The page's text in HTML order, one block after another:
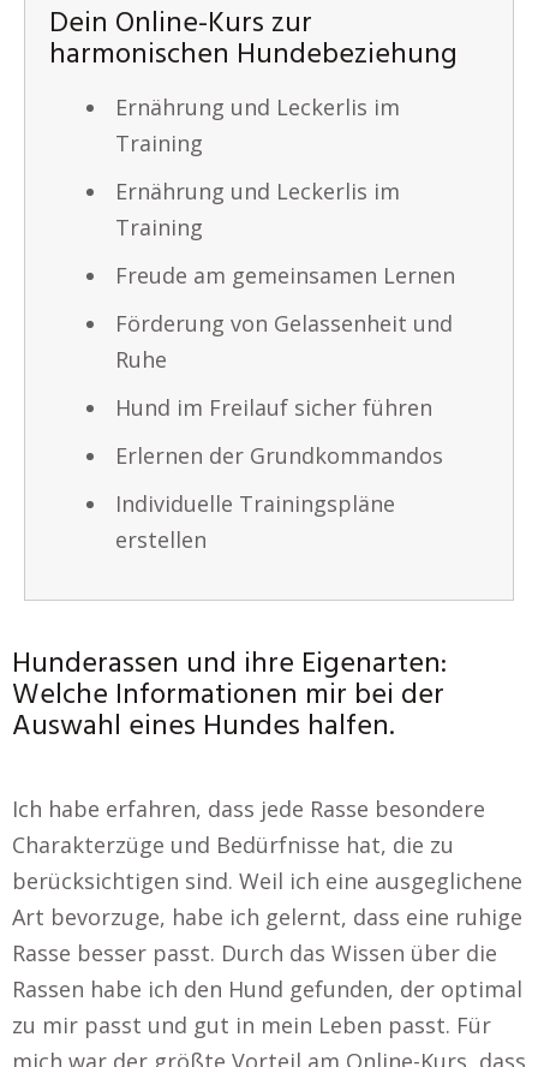
Dein Online-Kurs zur
harmonischen Hundebeziehung
Ernährung und Leckerlis im
Training
Ernährung und Leckerlis im
Training
Freude am gemeinsamen Lernen
Förderung von Gelassenheit und
Ruhe
Hund im Freilauf sicher führen
Erlernen der Grundkommandos
Individuelle Trainingspläne
erstellen
Hunderassen und ihre Eigenarten:
Welche Informationen mir bei der
Auswahl eines Hundes halfen.
Ich habe erfahren, dass jede Rasse besondere
Charakterzüge und Bedürfnisse hat, die zu
berücksichtigen sind. Weil ich eine ausgeglichene
Art bevorzuge, habe ich gelernt, dass eine ruhige
Rasse besser passt. Durch das Wissen über die
Rassen habe ich den Hund gefunden, der optimal
zu mir passt und gut in mein Leben passt. Für
mich war der größte Vorteil am Online-Kurs, dass